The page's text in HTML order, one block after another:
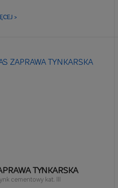
>
TYNKARSKA
cementowy kat. III